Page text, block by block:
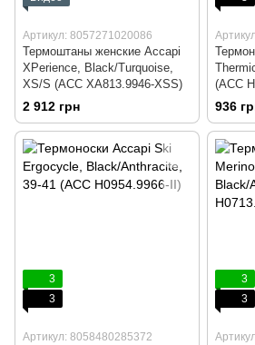
Артикул: 8057271020086
Термоштаны женские Accapi
XPerience, Black/Turquoise,
XS/S (ACC XА813.9946-XSS)
2 912 грн
(ACC
936
3
3
Артикул: 8058480285372
3
3